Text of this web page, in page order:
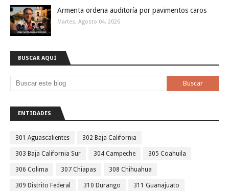
Armenta ordena auditoría por pavimentos caros
Martes, Agosto 04, 2026
BUSCAR AQUÍ
ENTIDADES
301 Aguascalientes 302 Baja California
303 Baja California Sur 304 Campeche 305 Coahuila
306 Colima 307 Chiapas 308 Chihuahua
309 Distrito Federal 310 Durango 311 Guanajuato